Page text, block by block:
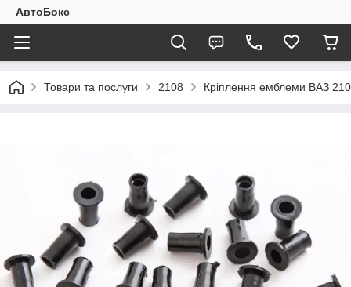
АвтоБокс
Товари та послуги 2108 Кріплення емблеми ВАЗ